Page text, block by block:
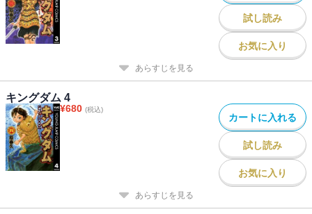
試し読み
お気に入り
あらすじを見る
キングダム 4
¥680 (税込)
カートに入れる
試し読み
お気に入り
あらすじを見る